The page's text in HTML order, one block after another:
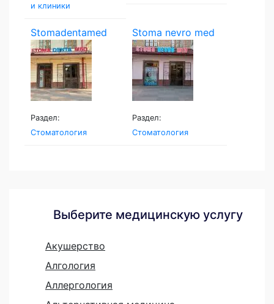
и клиники
Stomadentamed
Раздел:
Стоматология
Stoma nevro med
Раздел:
Стоматология
Выберите медицинскую услугу
Акушерство
Алгология
Аллергология